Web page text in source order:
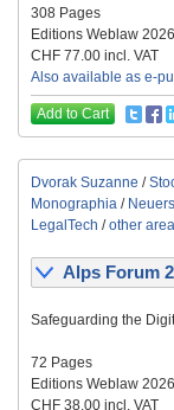
308 Pages
Editions Weblaw
CHF 77.00 incl. VAT
Also available as e-
Add to Cart
Dvorak Suzanne /
Monographia /
LegalTech /other
Alps Forum
Safeguarding the
72 Pages
Editions Weblaw
CHF 38.00 incl. VAT